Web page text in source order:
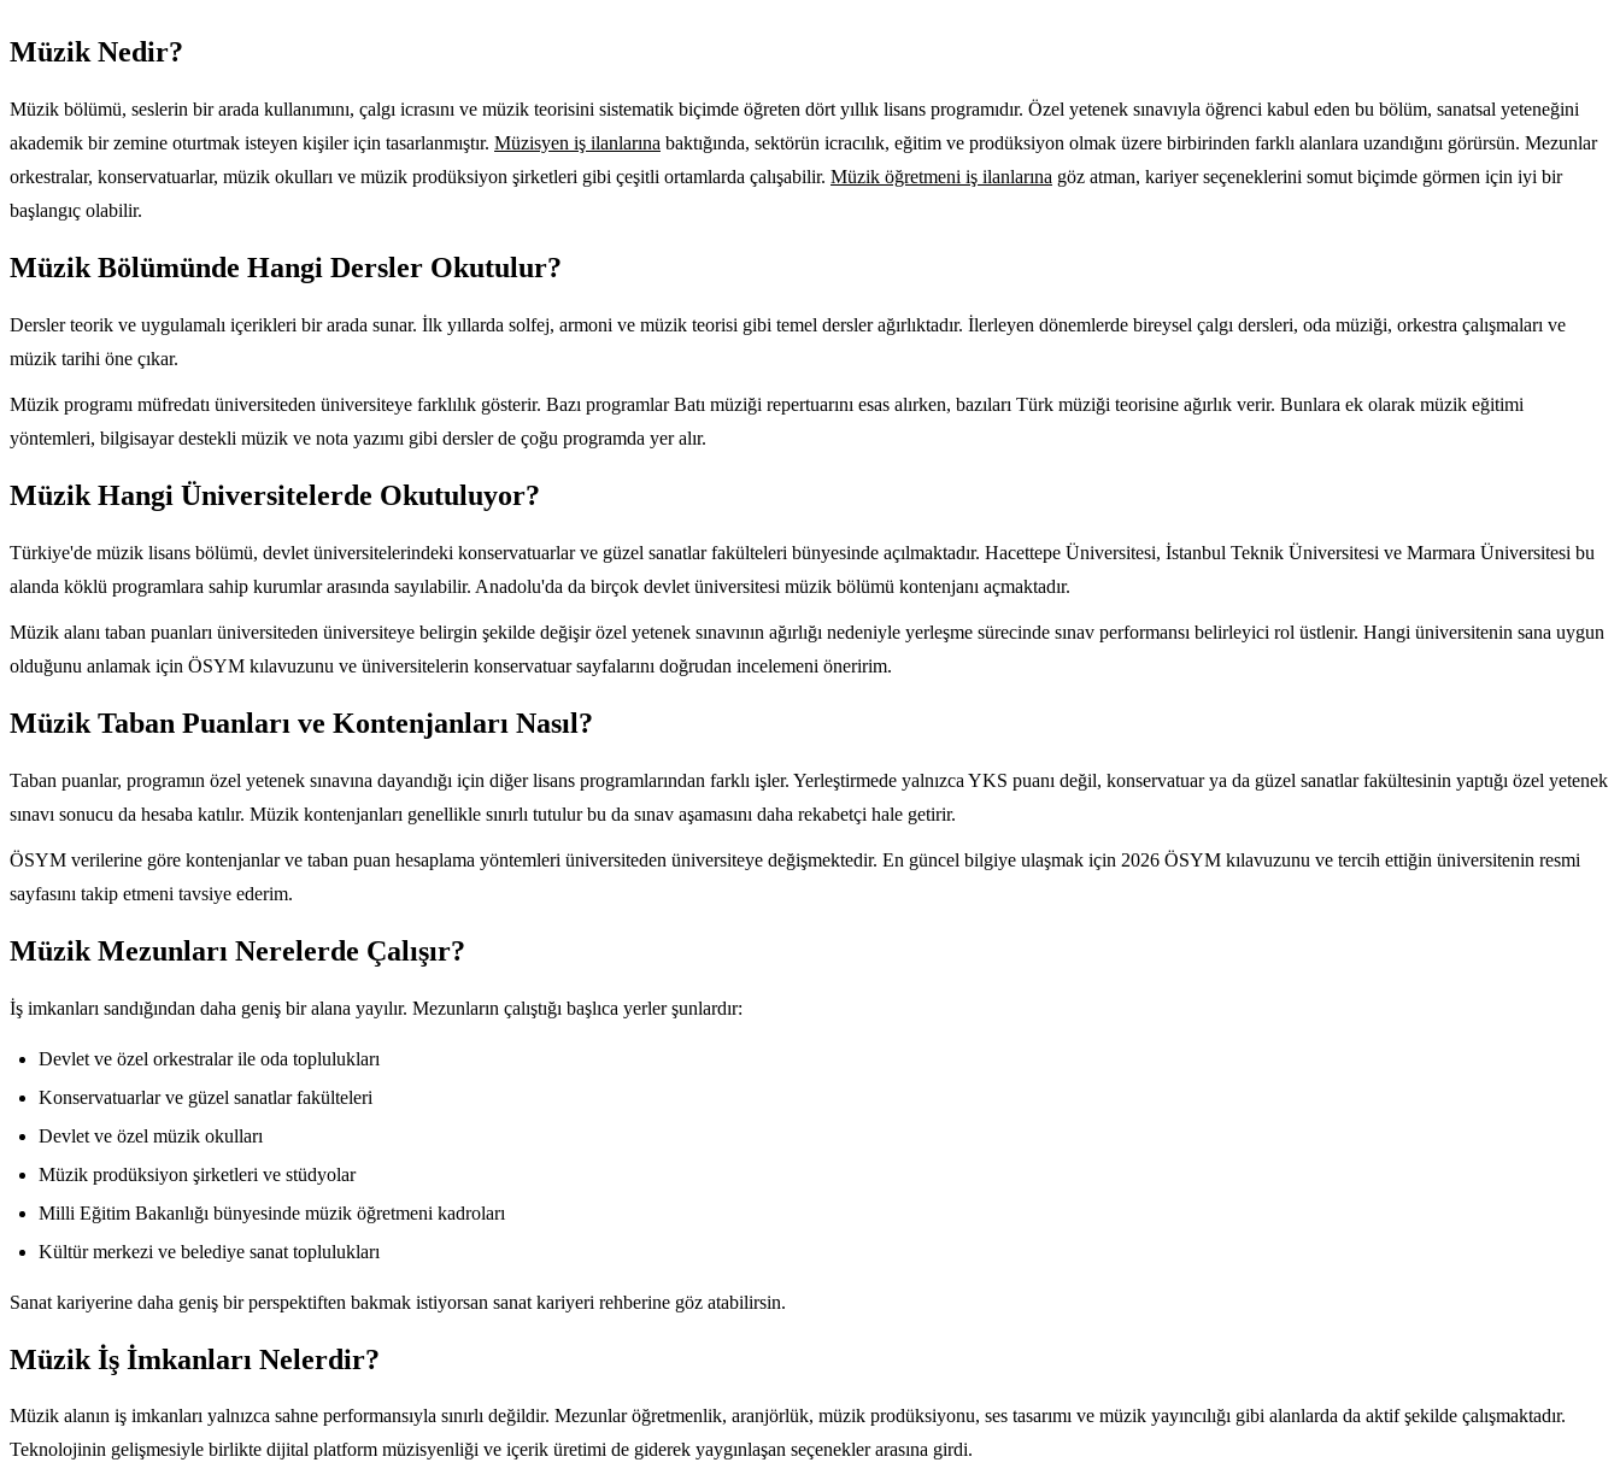
Müzik Nedir?
Müzik bölümü, seslerin bir arada kullanımını, çalgı icrasını ve müzik teorisini sistematik biçimde öğreten dört yıllık lisans programıdır. Özel yetenek sınavıyla öğrenci kabul eden bu bölüm, sanatsal yeteneğini
akademik bir zemine oturtmak isteyen kişiler için tasarlanmıştır. Müzisyen iş ilanlarına baktığında, sektörün icracılık, eğitim ve prodüksiyon olmak üzere birbirinden farklı alanlara uzandığını görürsün. Mezunlar
orkestralar, konservatuarlar, müzik okulları ve müzik prodüksiyon şirketleri gibi çeşitli ortamlarda çalışabilir. Müzik öğretmeni iş ilanlarına göz atman, kariyer seçeneklerini somut biçimde görmen için iyi bir
başlangıç olabilir.
Müzik Bölümünde Hangi Dersler Okutulur?
Dersler teorik ve uygulamalı içerikleri bir arada sunar. İlk yıllarda solfej, armoni ve müzik teorisi gibi temel dersler ağırlıktadır. İlerleyen dönemlerde bireysel çalgı dersleri, oda müziği, orkestra çalışmaları ve
müzik tarihi öne çıkar.
Müzik programı müfredatı üniversiteden üniversiteye farklılık gösterir. Bazı programlar Batı müziği repertuarını esas alırken, bazıları Türk müziği teorisine ağırlık verir. Bunlara ek olarak müzik eğitimi
yöntemleri, bilgisayar destekli müzik ve nota yazımı gibi dersler de çoğu programda yer alır.
Müzik Hangi Üniversitelerde Okutuluyor?
Türkiye'de müzik lisans bölümü, devlet üniversitelerindeki konservatuarlar ve güzel sanatlar fakülteleri bünyesinde açılmaktadır. Hacettepe Üniversitesi, İstanbul Teknik Üniversitesi ve Marmara Üniversitesi bu
alanda köklü programlara sahip kurumlar arasında sayılabilir. Anadolu'da da birçok devlet üniversitesi müzik bölümü kontenjanı açmaktadır.
Müzik alanı taban puanları üniversiteden üniversiteye belirgin şekilde değişir özel yetenek sınavının ağırlığı nedeniyle yerleşme sürecinde sınav performansı belirleyici rol üstlenir. Hangi üniversitenin sana uygun
olduğunu anlamak için ÖSYM kılavuzunu ve üniversitelerin konservatuar sayfalarını doğrudan incelemeni öneririm.
Müzik Taban Puanları ve Kontenjanları Nasıl?
Taban puanlar, programın özel yetenek sınavına dayandığı için diğer lisans programlarından farklı işler. Yerleştirmede yalnızca YKS puanı değil, konservatuar ya da güzel sanatlar fakültesinin yaptığı özel yetenek
sınavı sonucu da hesaba katılır. Müzik kontenjanları genellikle sınırlı tutulur bu da sınav aşamasını daha rekabetçi hale getirir.
ÖSYM verilerine göre kontenjanlar ve taban puan hesaplama yöntemleri üniversiteden üniversiteye değişmektedir. En güncel bilgiye ulaşmak için 2026 ÖSYM kılavuzunu ve tercih ettiğin üniversitenin resmi
sayfasını takip etmeni tavsiye ederim.
Müzik Mezunları Nerelerde Çalışır?
İş imkanları sandığından daha geniş bir alana yayılır. Mezunların çalıştığı başlıca yerler şunlardır:
Devlet ve özel orkestralar ile oda toplulukları
Konservatuarlar ve güzel sanatlar fakülteleri
Devlet ve özel müzik okulları
Müzik prodüksiyon şirketleri ve stüdyolar
Milli Eğitim Bakanlığı bünyesinde müzik öğretmeni kadroları
Kültür merkezi ve belediye sanat toplulukları
Sanat kariyerine daha geniş bir perspektiften bakmak istiyorsan sanat kariyeri rehberine göz atabilirsin.
Müzik İş İmkanları Nelerdir?
Müzik alanın iş imkanları yalnızca sahne performansıyla sınırlı değildir. Mezunlar öğretmenlik, aranjörlük, müzik prodüksiyonu, ses tasarımı ve müzik yayıncılığı gibi alanlarda da aktif şekilde çalışmaktadır.
Teknolojinin gelişmesiyle birlikte dijital platform müzisyenliği ve içerik üretimi de giderek yaygınlaşan seçenekler arasına girdi.